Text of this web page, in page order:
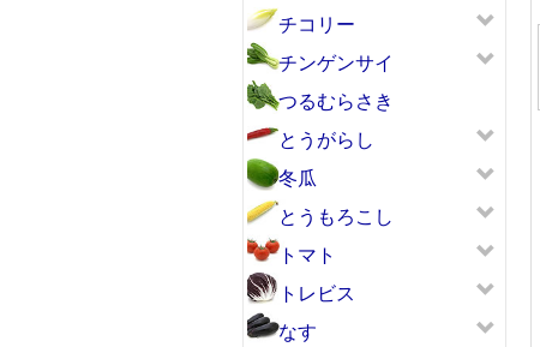
チコリー
チンゲンサイ
つるむらさき
とうがらし
冬瓜
とうもろこし
トマト
トレビス
なす